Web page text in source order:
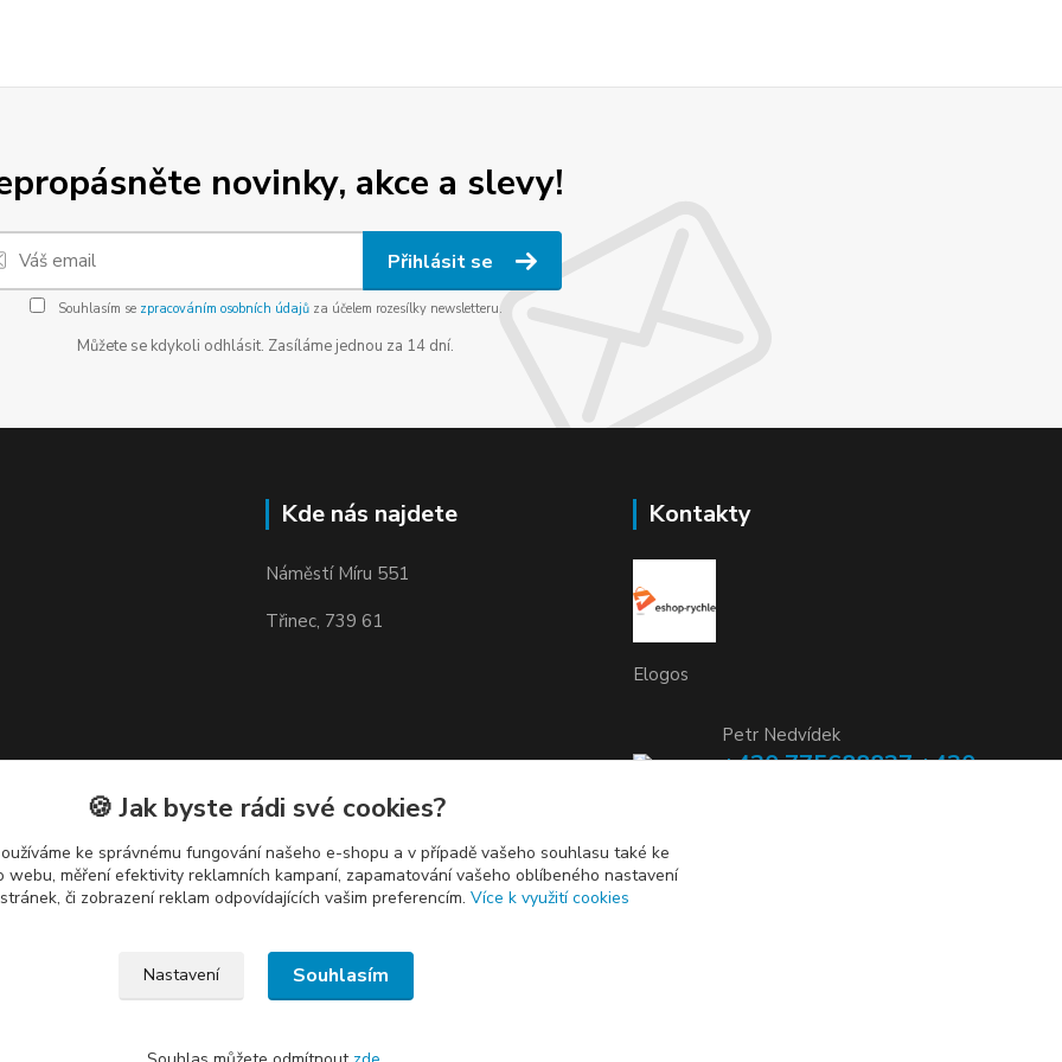
novinky, akce a slevy!
Přihlásit se
Souhlasím se zpracováním osobních údajůza účelem rozesílky newsletteru.
Můžete se kdykoli odhlásit. Zasíláme jednou za 14 dní.
Kde nás najdete
Náměstí Míru 551
Třinec, 739 61
Kontakty
Elogos
Petr Nedvídek
+420 775688827 +420
info@elogos.cz
🍪 Jak byste rádi své cookies?
ke správnému fungování našeho e-shopu a v případě vašeho souhlasu také ke
měření efektivity reklamních kampaní, zapamatování vašeho oblíbeného nastavení
či zobrazení reklam odpovídajících vašim preferencím. Více k využití cookies
Nastavení Souhlasím